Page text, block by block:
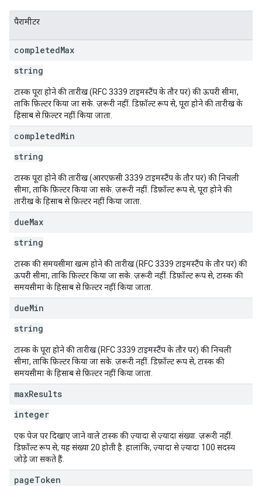
पैरामीटर
completedMax
string
टास्क पूरा होने की तारीख (RFC 3339 टाइमस्टैंप के तौर पर) की ऊपरी सीमा,
ताकि फ़िल्टर किया जा सके. ज़रूरी नहीं. डिफ़ॉल्ट रूप से, पूरा होने की तारीख के
हिसाब से फ़िल्टर नहीं किया जाता.
completedMin
string
टास्क पूरा होने की तारीख (आरएफ़सी 3339 टाइमस्टैंप के तौर पर) की निचली
सीमा, ताकि फ़िल्टर किया जा सके. ज़रूरी नहीं. डिफ़ॉल्ट रूप से, पूरा होने की
तारीख के हिसाब से फ़िल्टर नहीं किया जाता.
dueMax
string
टास्क की समयसीमा खत्म होने की तारीख (RFC 3339 टाइमस्टैंप के तौर पर) की
ऊपरी सीमा, ताकि फ़िल्टर किया जा सके. ज़रूरी नहीं. डिफ़ॉल्ट रूप से, टास्क की
समयसीमा के हिसाब से फ़िल्टर नहीं किया जाता.
dueMin
string
टास्क के पूरा होने की तारीख (RFC 3339 टाइमस्टैंप के तौर पर) की निचली
सीमा, ताकि फ़िल्टर किया जा सके. ज़रूरी नहीं. डिफ़ॉल्ट रूप से, टास्क की
समयसीमा के हिसाब से फ़िल्टर नहीं किया जाता.
maxResults
integer
एक पेज पर दिखाए जाने वाले टास्क की ज़्यादा से ज़्यादा संख्या. ज़रूरी नहीं.
डिफ़ॉल्ट रूप से, यह संख्या 20 होती है. हालांकि, ज़्यादा से ज़्यादा 100 सदस्य
जोड़े जा सकते हैं.
pageToken